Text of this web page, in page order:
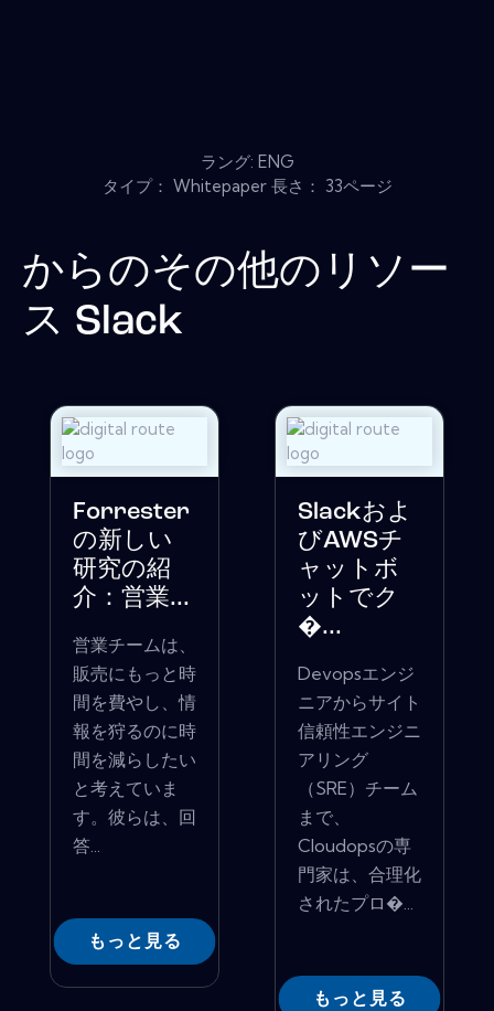
ラング: ENG
タイプ： Whitepaper 長さ： 33ページ
からのその他のリソー
ス Slack
Forrester
の新しい
研究の紹
介：営業...
営業チームは、
販売にもっと時
間を費やし、情
報を狩るのに時
間を減らしたい
と考えていま
す。彼らは、回
答...
もっと見る
Slackおよ
びAWSチ
ャットボ
ットでク
�...
Devopsエンジ
ニアからサイト
信頼性エンジニ
アリング
（SRE）チーム
まで、
Cloudopsの専
門家は、合理化
されたプロ�...
もっと見る